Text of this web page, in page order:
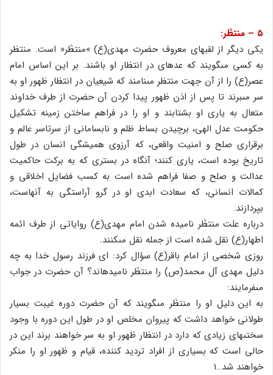
۵ – منتظَر:
یکى دیگر از لقب‏هاى معروف حضرت مهدى(ع) »منتظَر« است. منتظر
به کسى مى‏گویند که عده‏اى در انتظار او باشند. بر این اساس امام
عصر(ع) را از آن جهت منتظر مى‏نامند که شیعیان در انتظار ظهور او به
سر مى‏برند تا پس از اذن ظهور پیدا کردن آن حضرت از طرف خداوند
متعال به یارى او بشتابند و او را در فراهم ساختن زمینه تشکیل
حکومت عدل الهى، برچیدن بساط ظلم و نابسامانى از سرتاسر عالم و
برقرارى صلح و امنیت واقعى، که آرزوى همیشگى انسان در طول
تاریخ بوده است، یارى کنند؛ آنگاه در بسترى که به برکت حاکمیت
عدالت و صلح و صفا فراهم شده است به کسب فضایل اخلاقى و
کمالات انسانى، که سعادت ابدى او در گرو آراستگى به آنهاست،
بپردازند.
درباره علت منتظَر نامیده شدن امام مهدى(ع) روایاتى از طرف ائمه
اطهار(ع) نقل شده است از جمله نقل مى‏کنند.
روزى شخصى از امام باقر(ع) سؤال کرد: اى فرزند رسول خدا به چه
دلیل مهدى آل محمد(ص) را منتظَر نامیده‏اند؟ آن حضرت در جواب
مى‏فرمایند:
به این دلیل او را منتظَر مى‏گویند که آن حضرت دوره غیبت بسیار
طولانى خواهد داشت که پیروان مخلص او در طول این دوره با وجود
سختى‏هاى زیادى که دارد در انتظار ظهور او به سر خواهند برند این در
حالى است که بسیارى از افراد تردید کننده، قیام و ظهور او را منکر
خواهند شد…۱